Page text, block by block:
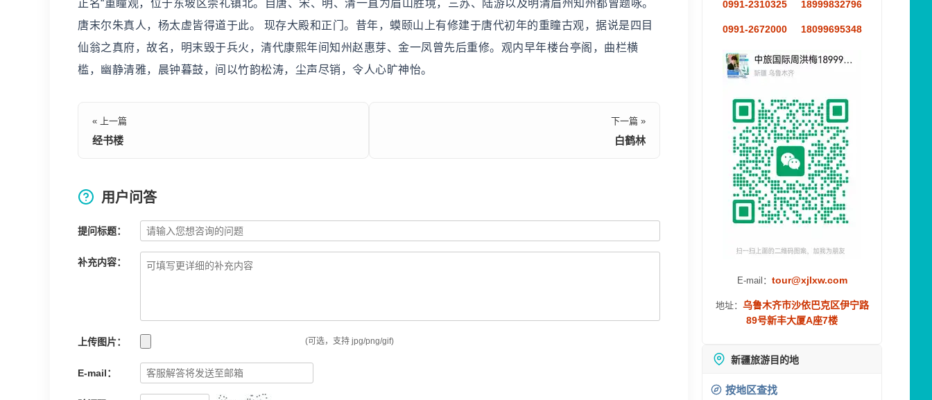
正名“重瞳观，位于东坡区崇礼镇北。自唐、宋、明、清一直为眉山胜境，三苏、陆游以及明清眉州知州都曾题咏。
唐末尔朱真人，杨太虚皆得道于此。 现存大殿和正门。昔年，蟆颐山上有修建于唐代初年的重瞳古观，据说是四目
仙翁之真府，故名，明末毁于兵火，清代康熙年间知州赵惠芽、金一凤曾先后重修。观内早年楼台亭阁，曲栏横
槛，幽静清雅，晨钟暮鼓，间以竹韵松涛，尘声尽销，令人心旷神怡。
« 上一篇
经书楼
下一篇 »
白鹤林
用户问答
提问标题：
补充内容：
上传图片： (可选，支持 jpg/png/gif)
E-mail：
0991-2310325 18999832796
0991-2672000 18099695348
E-mail： tour@xjlxw.com
地址： 乌鲁木齐市沙依巴克区伊宁路
89号新丰大厦A座7楼
新疆旅游目的地
按地区查找